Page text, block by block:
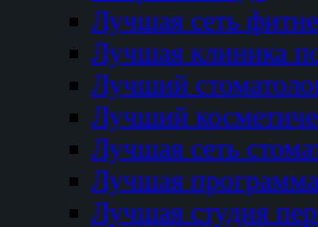
Лучшая сеть
Лучшая клиника
Лучший
Лучший
Лучшая сеть
Лучшая программа
Лучшая студия